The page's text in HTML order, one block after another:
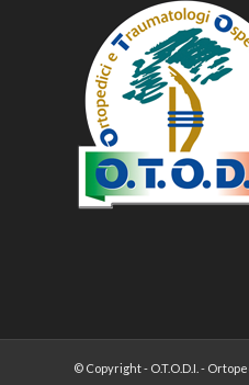
© Copyright - O.T.O.D.I. -